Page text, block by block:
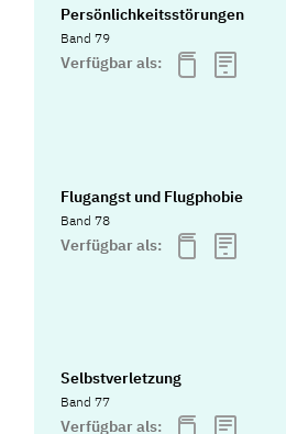
Persönlichkeitsstörungen
Band 79
Verfügbar als:
Flugangst und Flugphobie
Band 78
Verfügbar als:
Selbstverletzung
Band 77
Verfügbar als: